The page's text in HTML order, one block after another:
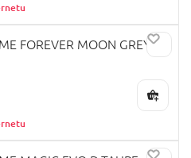
FOREVER MOON GREY,